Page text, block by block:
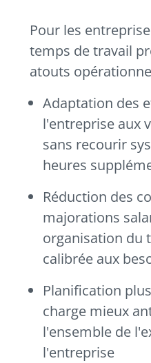
Pour les
temps de travail
atouts
Adaptation des
l'entreprise aux
sans recourir
heures
Réduction des
majorations
organisation du
calibrée aux
Planification
charge mieux
l'ensemble de
l'entreprise